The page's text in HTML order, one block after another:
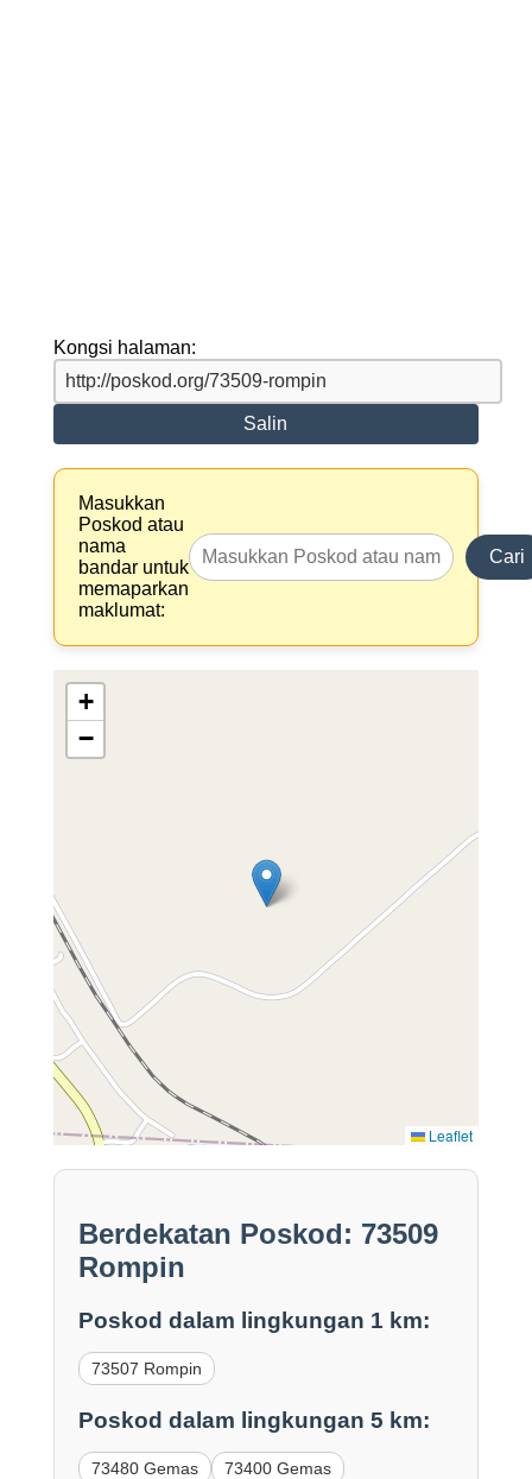
Kongsi halaman:
Salin
Masukkan
Poskod atau
nama
bandar untuk
memaparkan
maklumat:
Cari
+
−
Leaflet
Berdekatan Poskod: 73509
Rompin
Poskod dalam lingkungan 1 km:
73507 Rompin
Poskod dalam lingkungan 5 km:
73480 Gemas
73400 Gemas